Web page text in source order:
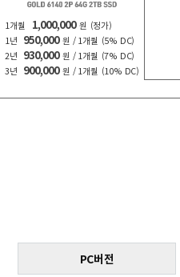
1개월 1,000,000 원
(정가)
1년
950,000 원 / 1개월
(5% DC)
2년
930,000 원 / 1개월
(7% DC)
3년
900,000 원 / 1개월 (10% DC)
PC버전